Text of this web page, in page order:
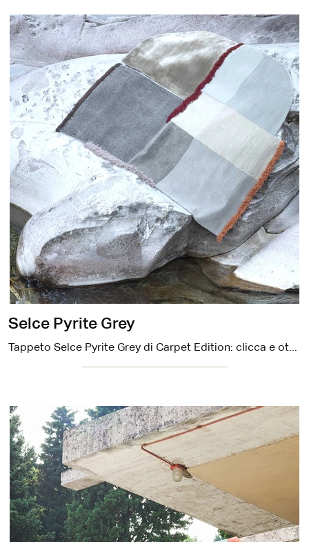
Selce Pyrite Grey
Tappeto Selce Pyrite Grey di Carpet Edition: clicca e ottieni informazioni sui Complementi e tappeti design in tessuto del noto e rinomato marchio!